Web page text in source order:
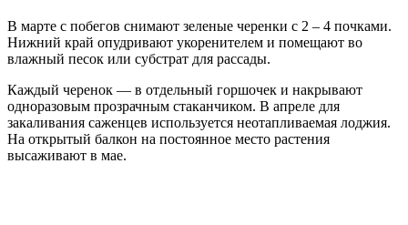
В марте с побегов снимают зеленые черенки с 2 – 4 почками.
Нижний край опудривают укоренителем и помещают во
влажный песок или субстрат для рассады.
Каждый черенок — в отдельный горшочек и накрывают
одноразовым прозрачным стаканчиком. В апреле для
закаливания саженцев используется неотапливаемая лоджия.
На открытый балкон на постоянное место растения
высаживают в мае.